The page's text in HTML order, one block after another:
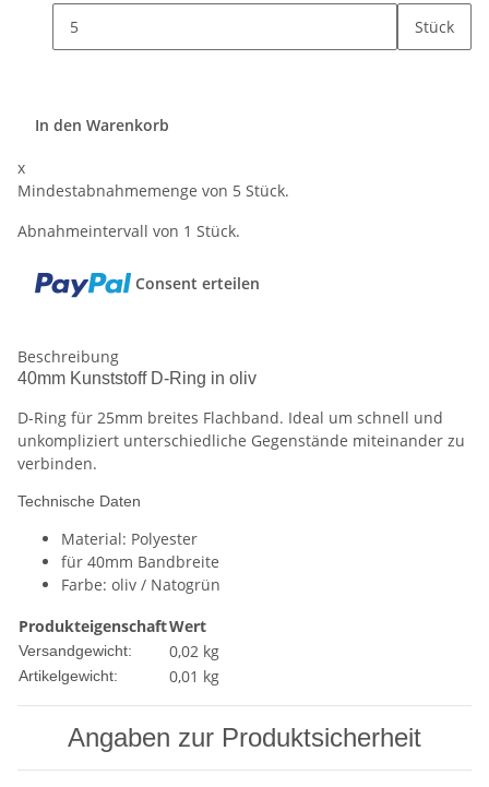
Stück
In den Warenkorb
x
Mindestabnahmemenge von 5 Stück.
Abnahmeintervall von 1 Stück.
Consent erteilen
Beschreibung
40mm Kunststoff D-Ring in oliv
D-Ring für 25mm breites Flachband. Ideal um schnell und
unkompliziert unterschiedliche Gegenstände miteinander zu
verbinden.
Technische Daten
Material: Polyester
für 40mm Bandbreite
Farbe: oliv / Natogrün
ProdukteigenschaftWert
Versandgewicht: 0,02 kg
Artikelgewicht: 0,01 kg
Angaben zur Produktsicherheit